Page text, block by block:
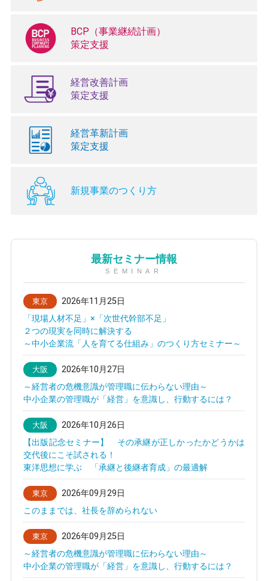
BCP（事業継続計画）
策定支援
経営改善計画
策定支援
経営革新計画
策定支援
新規事業のつくり方
最新セミナー情報
SEMINAR
東京
2026年11月25日
「現場人材不足」×「次世代幹部不足」
２つの現実を同時に解決する
～中小企業流「人を育てる仕組み」のつくり方セミナー～
大阪
2026年10月27日
～経営者の危機意識が管理職に伝わらない理由～
中小企業の管理職が「経営」を意識し、行動するには？
大阪
2026年10月26日
【出版記念セミナー】 その承継が正しかったかどうかは
交代後にこそ試される！
東洋思想に学ぶ 「承継と後継者育成」の最適解
東京
2026年09月29日
このままでは、社長を辞められない
東京
2026年09月25日
～経営者の危機意識が管理職に伝わらない理由～
中小企業の管理職が「経営」を意識し、行動するには？